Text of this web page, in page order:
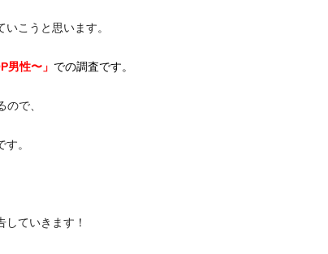
こうと思います。
男性〜」 での調査です。
で、
。
ていきます！